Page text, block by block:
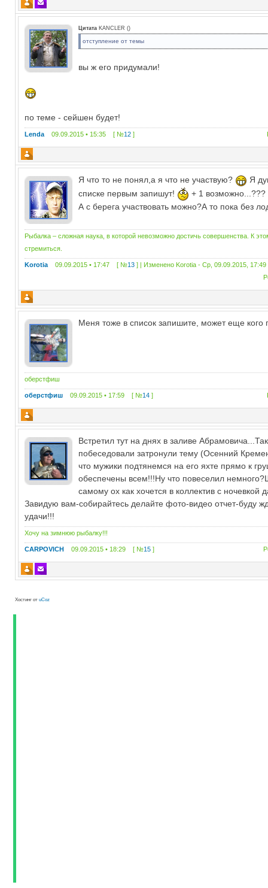
Цитата KANCLER ()
отступление от темы
вы ж его придумали!
по теме - сейшен будет!
Lenda 09.09.2015 • 15:35 [ №12 ]
Я что то не понял,а я что не участвую?
Я
списке первым запишут!
+ 1 возможно...???
А с берега участвовать можно?А то пока без
Рыбалка – сложная наука, в которой невозможно достичь совершенства. К
стремиться.
Korotia 09.09.2015 • 17:47 [ №13 ] | Изменено Korotia -Ср, 09.09.2015, 17:49
Меня тоже в список запишите, может еще кого
оберстфиш
оберстфиш 09.09.2015 • 17:59 [ №14 ]
Встретил тут на днях в заливе
побеседовали затронули тему (Осенний
что мужики подтянемся на его яхте прямо к
обеспечены всем!!!Ну что повеселил
самому ох как хочется в коллектив с ночевкой
Завидую вам-собирайтесь делайте фото-видео отчет-буду
удачи!!!
Хочу на зимнюю рыбалку!!!
CARPOVICH 09.09.2015 • 18:29 [ №15 ]
Хостинг отuCoz